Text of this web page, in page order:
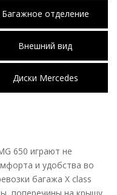
Багажное отделение
Внешний вид
Диски Mercedes
650 играют не
и удобства во
багажа X class